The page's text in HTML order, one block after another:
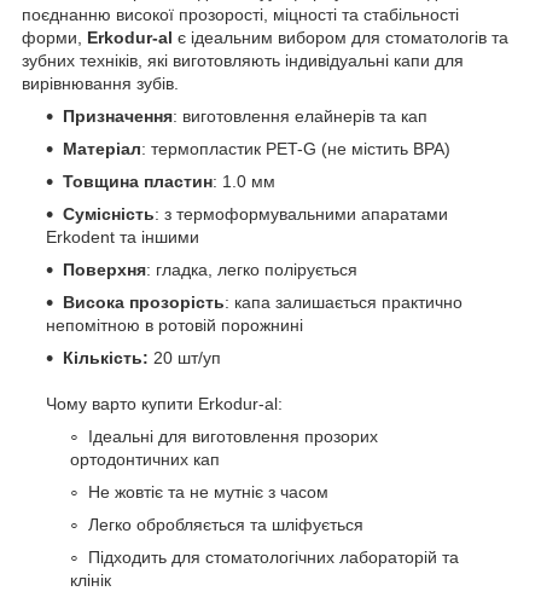
поєднанню високої прозорості, міцності та стабільності
форми, Erkodur-al є ідеальним вибором для стоматологів та
зубних техніків, які виготовляють індивідуальні капи для
вирівнювання зубів.
Призначення: виготовлення елайнерів та кап
Матеріал: термопластик PET-G (не містить BPA)
Товщина пластин: 1.0 мм
Сумісність: з термоформувальними апаратами
Erkodent та іншими
Поверхня: гладка, легко полірується
Висока прозорість: капа залишається практично
непомітною в ротовій порожнині
Кількість: 20 шт/уп
Чому варто купити Erkodur-al:
Ідеальні для виготовлення прозорих
ортодонтичних кап
Не жовтіє та не мутніє з часом
Легко обробляється та шліфується
Підходить для стоматологічних лабораторій та
клінік